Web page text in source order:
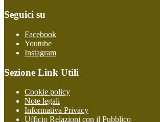
Seguici su
Facebook
Youtube
Instagram
Sezione Link Utili
Cookie policy
Note legali
Informativa Privacy
Ufficio Relazioni con il Pubblico